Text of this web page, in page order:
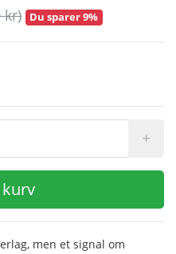
kr) Du sparer 9%
+
men et signal om